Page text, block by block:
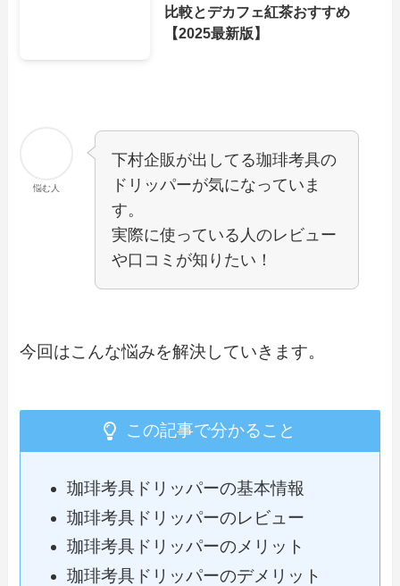
比較とデカフェ紅茶おすすめ
【2025最新版】
悩む人
下村企販が出してる珈琲考具の
ドリッパーが気になっていま
す。
実際に使っている人のレビュー
や口コミが知りたい！
今回はこんな悩みを解決していきます。
この記事で分かること
珈琲考具ドリッパーの基本情報
珈琲考具ドリッパーのレビュー
珈琲考具ドリッパーのメリット
珈琲考具ドリッパーのデメリット